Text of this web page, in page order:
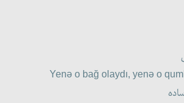
Yenə o bağ olaydı, yenə o